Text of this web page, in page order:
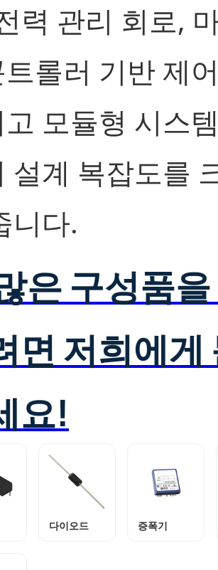
력 관리 회로,
롤러 기반 제
모듈형 시스
설계 복잡도를
니다.
은 구성품
면 저희에게
요!
다이오드 증폭기